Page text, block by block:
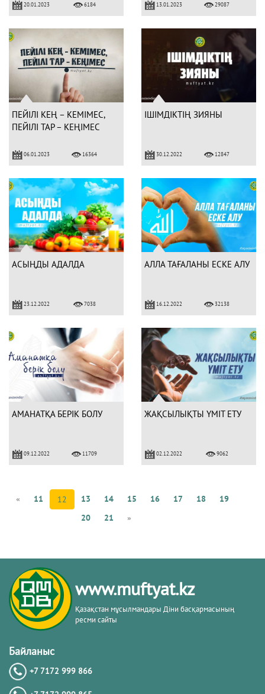
20.01.2023 6184 13.01.2023 29087
ПЕЙІЛІ КЕҢ – КЕМІМЕС,
ПЕЙІЛІ ТАР – КЕҢІМЕС
06.01.2023 16364
ІШІМДІКТІҢ ЗИЯНЫ
30.12.2022 12847
АСЫҢДЫ АДАЛДА
23.12.2022 7038
АЛЛА ТАҒАЛАНЫ ЕСКЕ АЛУ
16.12.2022 32138
АМАНАТҚА БЕРІК БОЛУ
09.12.2022 11709
ЖАҚСЫЛЫҚТЫ ҮМІТ ЕТУ
02.12.2022 9062
« 11 12 13 14 15 16 17 18
19
20
21 »
www.muftyat.kz
Қазақстан мұсылмандары Діни басқармасының
ресми сайты
Байланыс
+7 7172 999 866